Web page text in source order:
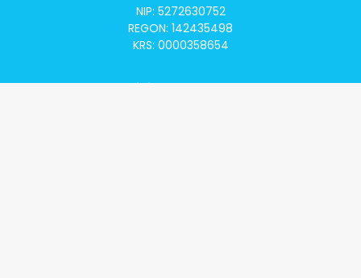
NIP: 5272630752
REGON: 142435498
KRS: 0000358654
Alivia Onkomapa